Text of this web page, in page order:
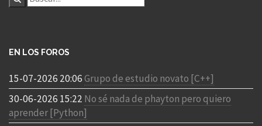
EN LOS FOROS
15-07-2026 20:06Grupo de estudio novato [C++]
30-06-2026 15:22 No sé nada de phayton pero quiero
aprender [Python]